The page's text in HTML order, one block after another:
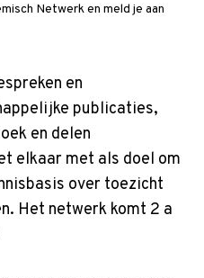
Netwerk en meld je aan
en
publicaties,
en delen
elkaar met als doel om
over toezicht
Het netwerk komt 2 a